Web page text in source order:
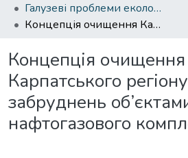
Галузеві проблеми екологічної безпеки – 2023
Концепція очищення Карпатського регіону України від забруднень об’єктами нафтогазового комплексу
Концепція очищення
Карпатського
забруднень
нафтогазового